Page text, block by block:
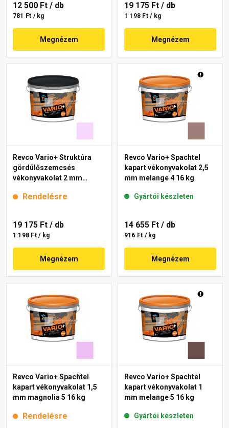
12 500 Ft / db
781 Ft / kg
Megnézem
19 175 Ft / db
1 198 Ft / kg
Megnézem
Revco Vario+ Struktúra
gördülőszemcsés
vékonyvakolat 2 mm
Rendelésre
19 175 Ft / db
1 198 Ft / kg
Megnézem
Revco Vario+ Spachtel
kapart vékonyvakolat 2,5
mm melange 4 16 kg
Gyártói készleten
14 655 Ft / db
916 Ft / kg
Megnézem
Revco Vario+ Spachtel
kapart vékonyvakolat 1,5
mm magnolia 5 16 kg
Rendelésre
Revco Vario+ Spachtel
kapart vékonyvakolat 1
mm melange 5 16 kg
Gyártói készleten